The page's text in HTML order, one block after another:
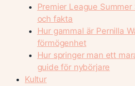
Premier League
och fakta
Hur gammal är Pernilla
förmögenhet
Hur springer man ett
guide för nybörjare
Kultur